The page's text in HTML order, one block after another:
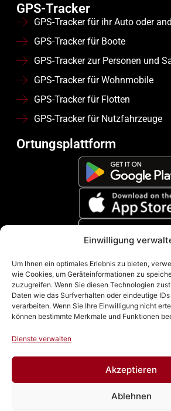
Einwilligung
Um Ihnen ein optimales Erlebnis zu bieten,
wie Cookies, um Geräteinformationen zu
zuzugreifen. Wenn Sie diesen Technologien
Daten wie das Surfverhalten oder eindeutige
verarbeiten. Wenn Sie Ihre Einwilligung nicht
können bestimmte Merkmale und Funktionen
Dienste verwalten
Akzeptieren
Ablehnen
GPS-Tracker
GPS-Tracker für ihr Auto oder
GPS-Tracker für Boote
GPS-Tracker zur Personen und
GPS-Tracker für Wohnmobile
GPS-Tracker für Flotten
GPS-Tracker für Nutzfahrzeuge
Ortungsplattform
Zahlungsmethoden
Impressum|Datenschutz|Cookie
&